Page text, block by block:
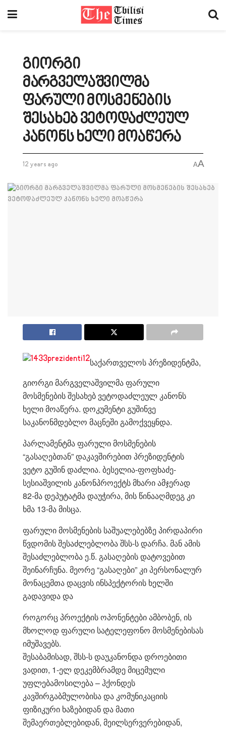
გიორგი
მარგველაშვილმა
ფარული მოსმენების
შესახებ ვეტოდაძლეულ
კანონს ხელი მოაწერა
12 years ago AA
საქართველოს პრეზიდენტმა,
გიორგი მარგველაშვილმა ფარული
მოსმენების შესახებ ვეტოდაძლეულ კანონს
ხელი მოაწერა. დოკუმენტი გუშინვე
საკანონმდებლო მაცნეში გამოქვეყნდა.
პარლამენტმა ფარული მოსმენების
“გასაღებთან” დაკავშირებით პრეზიდენტის
ვეტო გუშინ დაძლია. ბესელია-ფოფხაძე-
სესიაშვილის კანონპროექტს მხარი ამჯერად
82-მა დეპუტატმა დაუჭირა, მის წინააღმდეგ კი
ხმა 13-მა მისცა.
ფარული მოსმენების საშუალებებზე პირდაპირი
წვდომის შესაძლებლობა შსს-ს დარჩა. მან ამის
შესაძლებლობა ე.წ. გასაღების დატოვებით
შეინარჩუნა. მეორე “გასაღები” კი პერსონალურ
მონაცემთა დაცვის ინსპექტორის ხელში
გადავიდა და
როგორც პროექტის ოპონენტები ამბობენ, ის
მხოლოდ ფარული სატელეფონო მოსმენებისას
იმუშავებს.
შესაბამისად, შსს-ს დაუკანონდა დროებითი
ვადით, 1-ელ დეკემბრამდე მიცემული
უფლებამოსილება – ჰქონდეს
კავშირგაბმულობისა და კომუნიკაციის
ფიზიკური ხაზებიდან და მათი
შემაერთებლებიდან, მეილსერვერებიდან,